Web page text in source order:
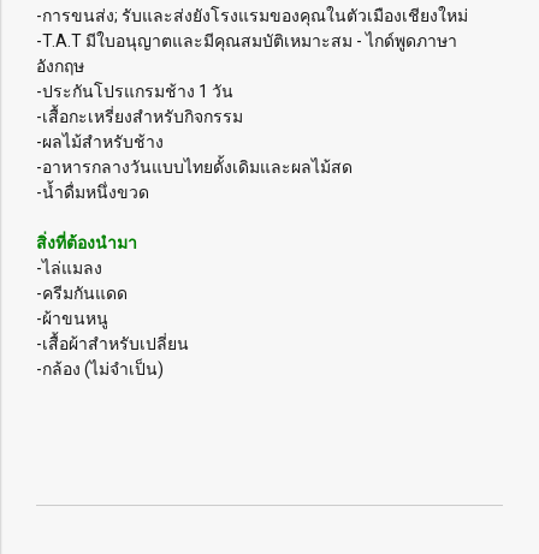
-การขนส่ง; รับและส่งยังโรงแรมของคุณในตัวเมืองเชียงใหม่
-T.A.T มีใบอนุญาตและมีคุณสมบัติเหมาะสม - ไกด์พูดภาษา
อังกฤษ
-ประกันโปรแกรมช้าง 1 วัน
-เสื้อกะเหรี่ยงสำหรับกิจกรรม
-ผลไม้สำหรับช้าง
-อาหารกลางวันแบบไทยดั้งเดิมและผลไม้สด
-น้ำดื่มหนึ่งขวด
สิ่งที่ต้องนำมา
-ไล่แมลง
-ครีมกันแดด
-ผ้าขนหนู
-เสื้อผ้าสำหรับเปลี่ยน
-กล้อง (ไม่จำเป็น)